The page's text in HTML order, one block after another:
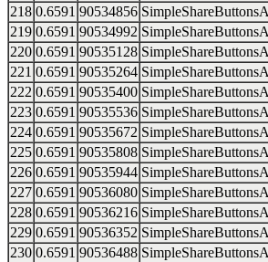
218 0.6591 90534856
219 0.6591 90534992
220 0.6591 90535128
221 0.6591 90535264
222 0.6591 90535400
223 0.6591 90535536
224 0.6591 90535672
225 0.6591 90535808
226 0.6591 90535944
227 0.6591 90536080
228 0.6591 90536216
229 0.6591 90536352
230 0.6591 90536488